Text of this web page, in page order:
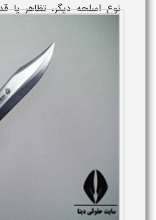
نوع اسلحه دیگر، تظاهر یا
شود. مجازات و ...